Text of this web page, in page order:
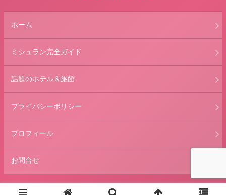
ホーム
ミシュラン完全ガイド
話題のホテル＆旅館
プライバシーポリシー
プロフィール
お問合せ